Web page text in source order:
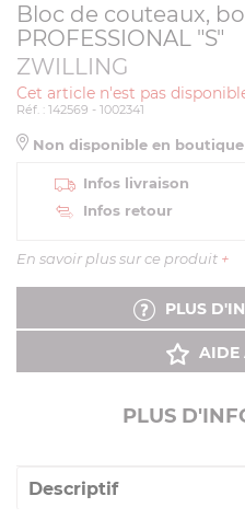
Bloc de couteaux,
PROFESSIONAL "S"
ZWILLING
Cet article n'est pas
Réf. : 142569 - 1002341
Non disponible en boutique
Infos livraison
Infos retour
En savoir plus sur ce produit +
PLUS
AIDE
PLUS
Descriptif